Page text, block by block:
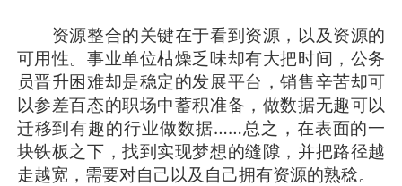
资源整合的关键在于看到资源，以及资源的
可用性。事业单位枯燥乏味却有大把时间，公务
员晋升困难却是稳定的发展平台，销售辛苦却可
以参差百态的职场中蓄积准备，做数据无趣可以
迁移到有趣的行业做数据……总之，在表面的一
块铁板之下，找到实现梦想的缝隙，并把路径越
走越宽，需要对自己以及自己拥有资源的熟稔。